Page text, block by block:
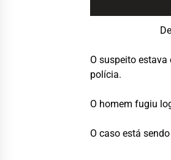
O suspeito
polícia.
O homem fugiu
O caso está